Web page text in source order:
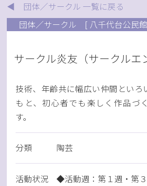
◀ 団体／サークル 一覧に戻る
団体／サークル
[ 八千代台公民
サークル炎友（サークルエ
技術、年齢共に幅広い仲間といろ
もと、初心者でも楽しく作品づ
す。
分類 陶芸
活動状況
◆活動週：第１週・第